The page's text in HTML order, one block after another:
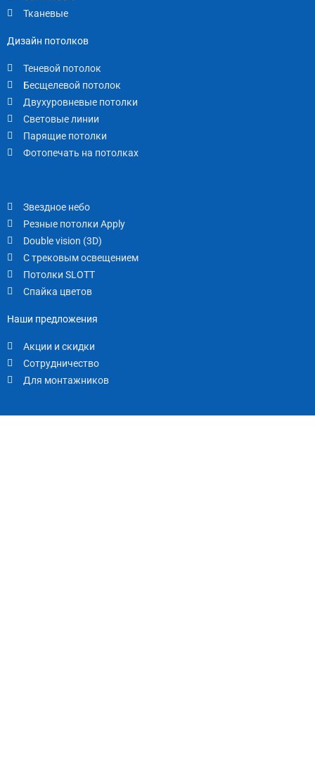
Тканевые
Дизайн потолков
Теневой потолок
Бесщелевой потолок
Двухуровневые потолки
Световые линии
Парящие потолки
Фотопечать на потолках
Звездное небо
Резные потолки Apply
Double vision (3D)
С трековым освещением
Потолки SLOTT
Спайка цветов
Наши предложения
Акции и скидки
Сотрудничество
Для монтажников